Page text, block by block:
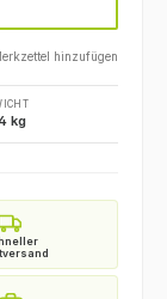
hinzufügen
kg